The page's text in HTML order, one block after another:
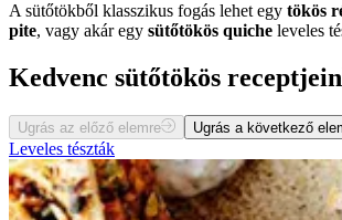
A sütőtökből klasszikus fogás lehet egy tökös
pite, vagy akár egy sütőtökös quiche leveles
Kedvenc sütőtökös
Ugrás az előző elemre Ugrás a következő
Leveles tészták